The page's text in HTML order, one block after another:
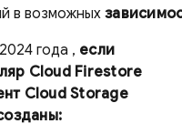
в возможных
года , если
Cloud Firestore
Cloud Storage